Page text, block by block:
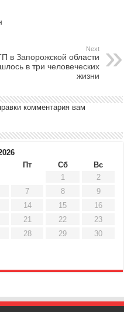
Next
в Запорожской области
в три человеческих
жизни
комментария вам
Пт Сб
Вс
1
2
7 8
9
14 15
16
21 22
23
28 29
30